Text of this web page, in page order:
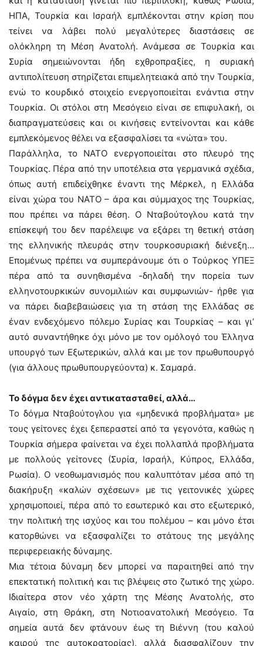
ΗΠΑ, Τουρκία και Ισραήλ εμπλέκονται στην κρίση που
τείνει να λάβει πολύ μεγαλύτερες διαστάσεις σε
ολόκληρη τη Μέση Ανατολή. Ανάμεσα σε Τουρκία και
Συρία σημειώνονται ήδη εχθροπραξίες, η συριακή
αντιπολίτευση στηρίζεται επιμελητειακά από την Τουρκία,
ενώ το κουρδικό στοιχείο ενεργοποιείται ενάντια στην
Τουρκία. Οι στόλοι στη Μεσόγειο είναι σε επιφυλακή, οι
διαπραγματεύσεις και οι κινήσεις εντείνονται και κάθε
εμπλεκόμενος θέλει να εξασφαλίσει τα «νώτα» του.
Παράλληλα, το ΝΑΤΟ ενεργοποιείται στο πλευρό της
Τουρκίας. Πέρα από την υποτέλεια στα γερμανικά σχέδια,
όπως αυτή επιδείχθηκε έναντι της Μέρκελ, η Ελλάδα
είναι χώρα του ΝΑΤΟ – άρα και σύμμαχος της Τουρκίας,
που πρέπει να πάρει θέση. Ο Νταβούτογλου κατά την
επίσκεψή του δεν παρέλειψε να εξάρει τη θετική στάση
της ελληνικής πλευράς στην τουρκοσυριακή διένεξη…
Επομένως πρέπει να συμπεράνουμε ότι ο Τούρκος ΥΠΕΞ
πέρα από τα συνηθισμένα -δηλαδή την πορεία των
ελληνοτουρκικών συνομιλιών και συμφωνιών- ήρθε για
να πάρει διαβεβαιώσεις για τη στάση της Ελλάδας σε
έναν ενδεχόμενο πόλεμο Συρίας και Τουρκίας – και γι’
αυτό συναντήθηκε όχι μόνο με τον ομόλογό του Έλληνα
υπουργό των Εξωτερικών, αλλά και με τον πρωθυπουργό
(για άλλους πρωθυπουργεύοντα) κ. Σαμαρά.
Το δόγμα δεν έχει αντικατασταθεί, αλλά…
Το δόγμα Νταβούτογλου για «μηδενικά προβλήματα» με
τους γείτονες έχει ξεπεραστεί από τα γεγονότα, καθώς η
Τουρκία σήμερα φαίνεται να έχει πολλαπλά προβλήματα
με πολλούς γείτονες (Συρία, Ισραήλ, Κύπρος, Ελλάδα,
Ρωσία). Ο νεοθωμανισμός που καλυπτόταν μέσα από τη
διακήρυξη «καλών σχέσεων» με τις γειτονικές χώρες
χρησιμοποιεί, πέρα από το εσωτερικό και στο εξωτερικό,
την πολιτική της ισχύος και του πολέμου – και μόνο έτσι
κατορθώνει να εξασφαλίζει το στάτους της μεγάλης
περιφερειακής δύναμης.
Μια τέτοια δύναμη δεν μπορεί να παραιτηθεί από την
επεκτατική πολιτική και τις βλέψεις στο ζωτικό της χώρο.
Ιδιαίτερα στον νέο χάρτη της Μέσης Ανατολής, στο
Αιγαίο, στη Θράκη, στη Νοτιοανατολική Μεσόγειο. Τα
σημεία αυτά δεν φτάνουν έως τη Βιέννη (του καλού
καιρού της αυτοκρατορίας), αλλά διασφαλίζουν την